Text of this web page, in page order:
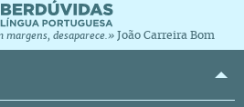
margens, desaparece.» João Carreira Bom